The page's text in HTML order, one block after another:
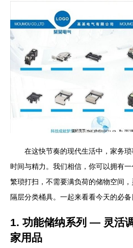
在这快节奏的现代生活中，家务
时间与精力。我们相信，你可以拥有
繁琐打扫，不需要满负荷的储物空间
隔层分类桶具。一起来看看今天的必备
1. 功能储纳系列 — 灵活
家用品